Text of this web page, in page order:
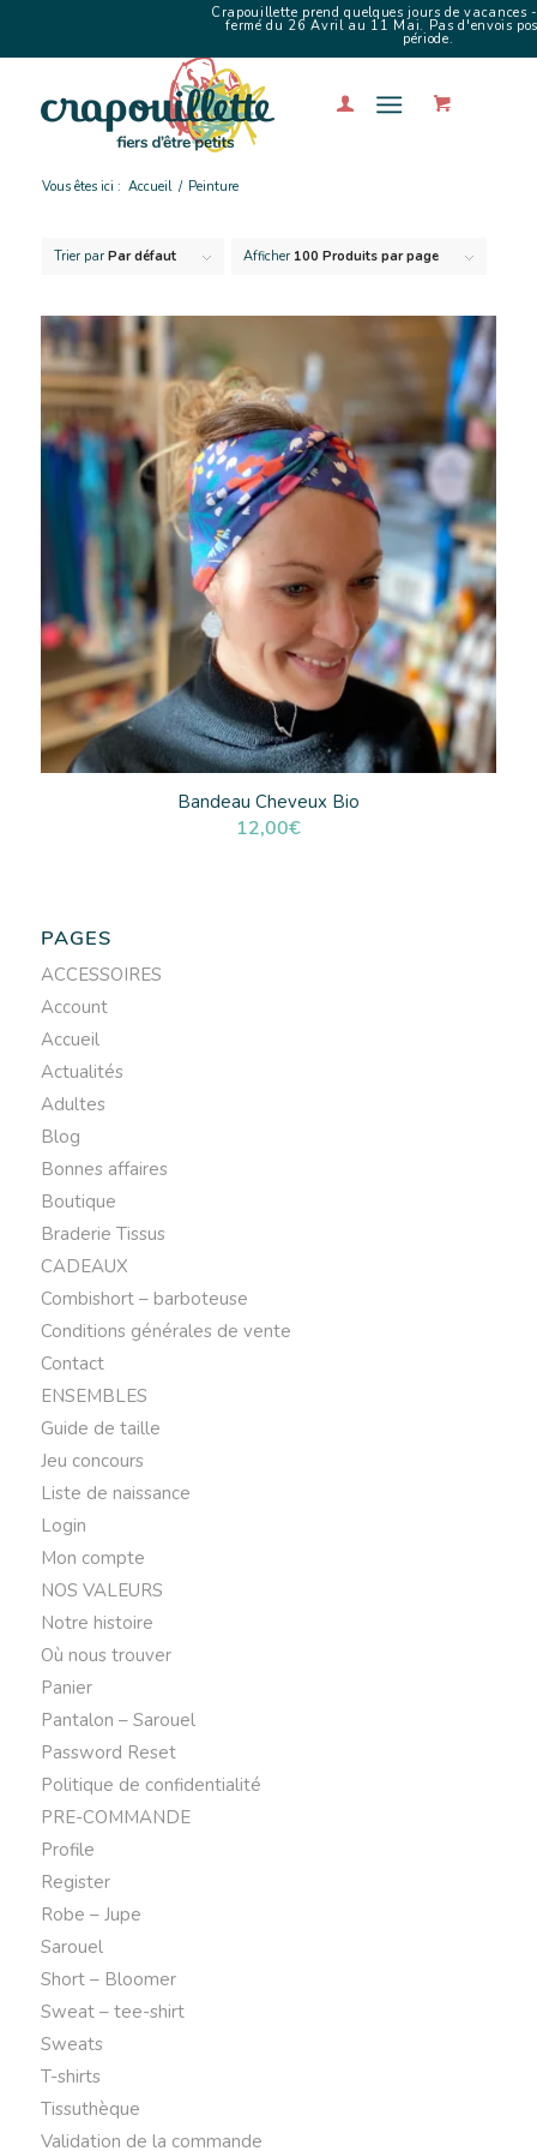
Crapouillette prend quelques jours de vacances
fermé du 26 Avril au 11 Mai. Pas d'envois
période.
Vous êtes ici : Accueil / Peinture
Trier par Par défaut Afficher 100 Produits par page
Bandeau Cheveux Bio
12,00€
PAGES
ACCESSOIRES
Account
Accueil
Actualités
Adultes
Blog
Bonnes affaires
Boutique
Braderie Tissus
CADEAUX
Combishort – barboteuse
Conditions générales de vente
Contact
ENSEMBLES
Guide de taille
Jeu concours
Liste de naissance
Login
Mon compte
NOS VALEURS
Notre histoire
Où nous trouver
Panier
Pantalon – Sarouel
Password Reset
Politique de confidentialité
PRE-COMMANDE
Profile
Register
Robe – Jupe
Sarouel
Short – Bloomer
Sweat – tee-shirt
Sweats
T-shirts
Tissuthèque
Validation de la commande